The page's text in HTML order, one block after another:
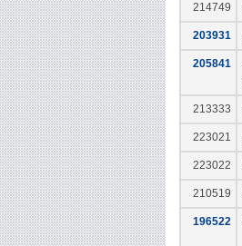
214749
203931
205841
213333
223021
223022
210519
196522